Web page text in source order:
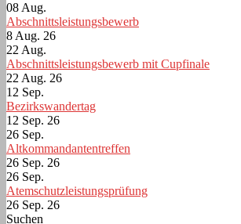
08 Aug.
Abschnittsleistungsbewerb
8 Aug. 26
22 Aug.
Abschnittsleistungsbewerb mit Cupfinale
22 Aug. 26
12 Sep.
Bezirkswandertag
12 Sep. 26
26 Sep.
Altkommandantentreffen
26 Sep. 26
26 Sep.
Atemschutzleistungsprüfung
26 Sep. 26
Suchen